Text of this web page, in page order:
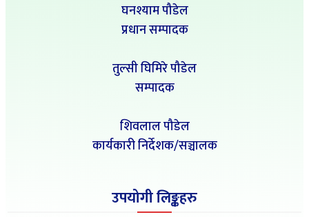
घनश्याम पौडेल
प्रधान सम्पादक
तुल्सी घिमिरे पौडेल
सम्पादक
शिवलाल पौडेल
कार्यकारी निर्देशक/सञ्चालक
उपयोगी लिङ्कहरु